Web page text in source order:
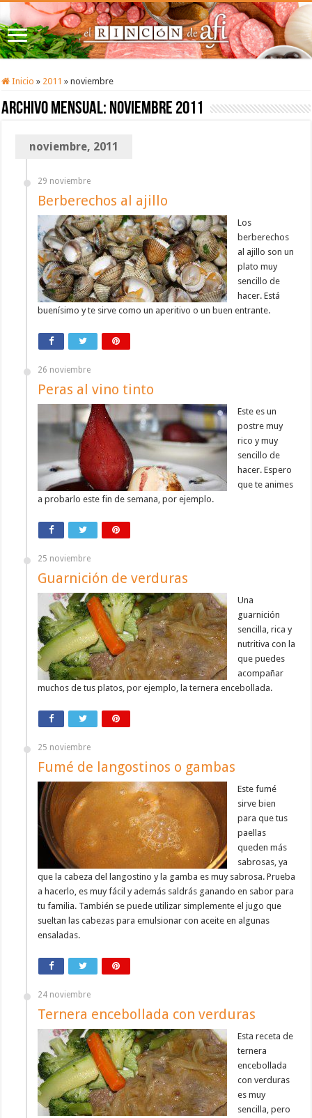
Inicio » 2011 » noviembre
Archivo mensual: noviembre 2011
noviembre, 2011
29 noviembre
Berberechos al ajillo
Los
berberechos
al ajillo son un
plato muy
sencillo de
hacer. Está
buenísimo y te sirve como un aperitivo o un buen entrante.
26 noviembre
Peras al vino tinto
Este es un
postre muy
rico y muy
sencillo de
hacer. Espero
que te animes
a probarlo este fin de semana, por ejemplo.
25 noviembre
Guarnición de verduras
Una
guarnición
sencilla, rica y
nutritiva con la
que puedes
acompañar
muchos de tus platos, por ejemplo, la ternera encebollada.
25 noviembre
Fumé de langostinos o gambas
Este fumé
sirve bien
para que tus
paellas
queden más
sabrosas, ya
que la cabeza del langostino y la gamba es muy sabrosa. Prueba
a hacerlo, es muy fácil y además saldrás ganando en sabor para
tu familia. También se puede utilizar simplemente el jugo que
sueltan las cabezas para emulsionar con aceite en algunas
ensaladas.
24 noviembre
Ternera encebollada con verduras
Esta receta de
ternera
encebollada
con verduras
es muy
sencilla, pero